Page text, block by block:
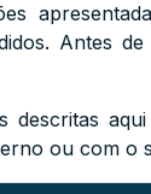
Antes
descritas
ou com o